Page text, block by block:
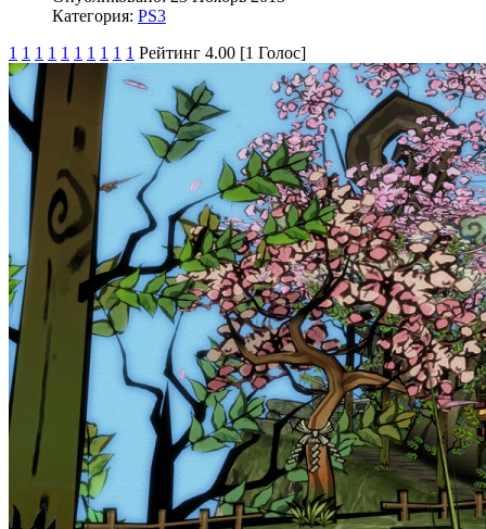
Категория: PS3
1 1 1 1 1 1 1 1 1 1 Рейтинг 4.00 [1 Голос]